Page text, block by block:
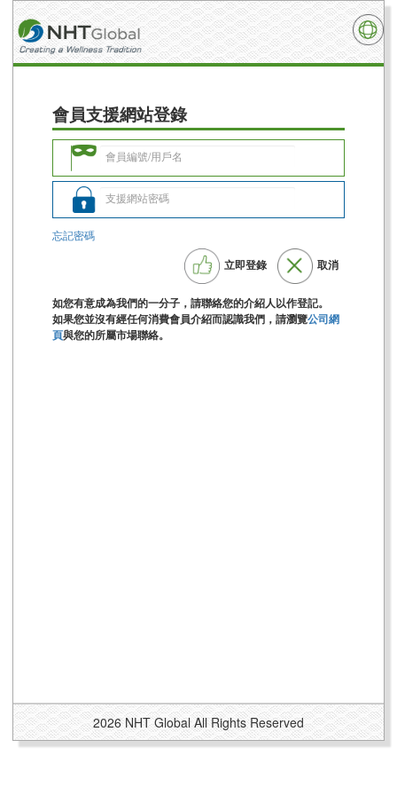
會員支援網站登錄
忘記密碼
立即登錄 取消
如您有意成為我們的一分子，請聯絡您的介紹人以作登記。
如果您並沒有經任何消費會員介紹而認識我們，請瀏覽公司網
頁與您的所屬市場聯絡。
2026 NHT Global All Rights Reserved